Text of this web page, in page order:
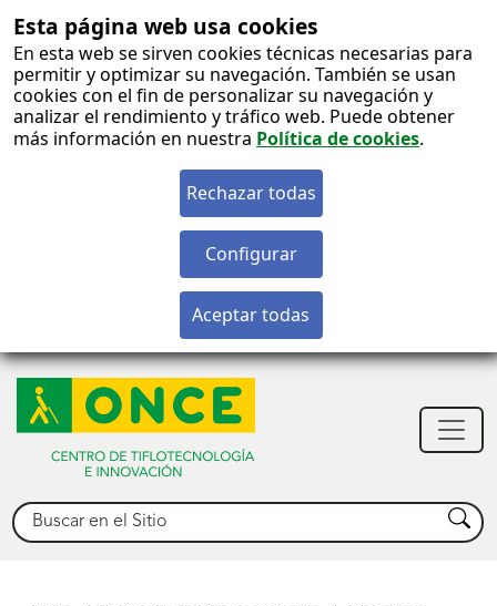
Esta página web usa cookies
En esta web se sirven cookies técnicas necesarias para
permitir y optimizar su navegación. También se usan
cookies con el fin de personalizar su navegación y
analizar el rendimiento y tráfico web. Puede obtener
más información en nuestra Política de cookies.
Buscar Buscar